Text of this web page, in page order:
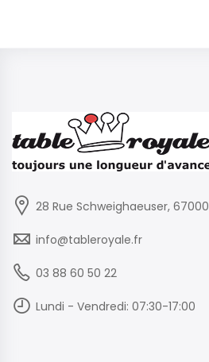
28 Rue Schweighaeuser, 67000
info@tableroyale.fr
03 88 60 50 22
Lundi - Vendredi: 07:30-17:00